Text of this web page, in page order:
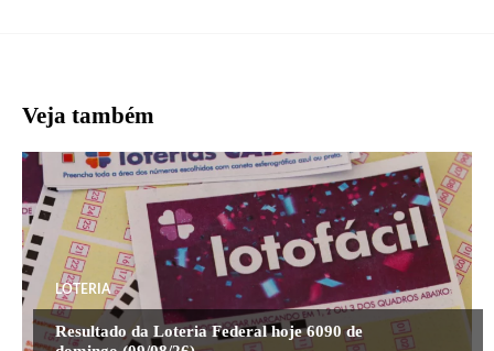
Veja também
LOTERIA
Resultado da Loteria Federal hoje 6090 de